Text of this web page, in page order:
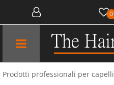
0
Open menu
Prodotti professionali per capelli